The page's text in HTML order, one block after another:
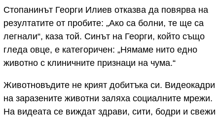
Стопанинът Георги Илиев отказва да повярва на
резултатите от пробите: „Ако са болни, те ще са
легнали“, каза той. Синът на Георги, който също
гледа овце, е категоричен: „Нямамe нито едно
животно с клиничните признаци на чума.“
Животновъдите не крият добитъка си. Видеокадри
на заразените животни заляха социалните мрежи.
На видеата се виждат здрави, сити, бодри и свежи